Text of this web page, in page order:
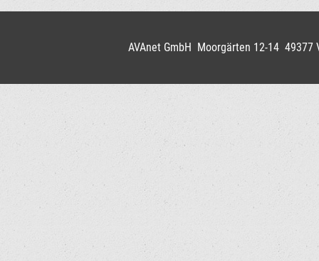
AVAnet GmbH Moorgärten 12-14